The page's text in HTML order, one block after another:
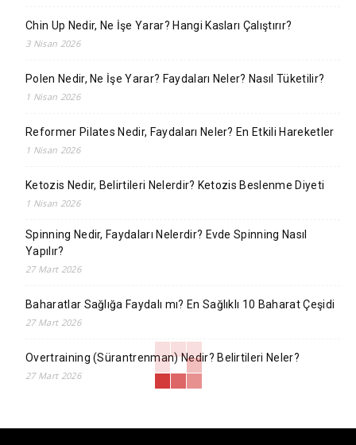
Chin Up Nedir, Ne İşe Yarar? Hangi Kasları Çalıştırır?
3 Nisan 2026
Polen Nedir, Ne İşe Yarar? Faydaları Neler? Nasıl Tüketilir?
1 Nisan 2026
Reformer Pilates Nedir, Faydaları Neler? En Etkili Hareketler
1 Nisan 2026
Ketozis Nedir, Belirtileri Nelerdir? Ketozis Beslenme Diyeti
1 Nisan 2026
Spinning Nedir, Faydaları Nelerdir? Evde Spinning Nasıl
Yapılır?
27 Mart 2026
Baharatlar Sağlığa Faydalı mı? En Sağlıklı 10 Baharat Çeşidi
27 Mart 2026
Overtraining (Sürantrenman) Nedir? Belirtileri Neler?
27 Mart 2026